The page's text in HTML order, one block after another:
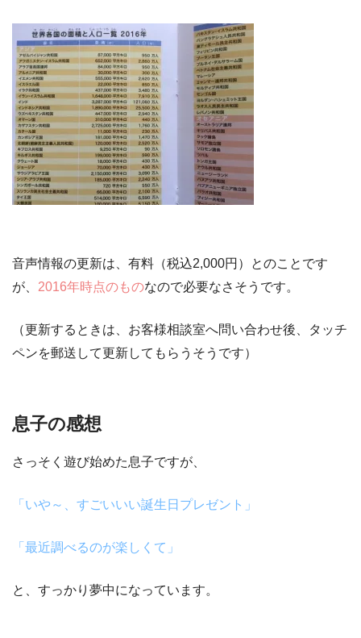
音声情報の更新は、有料（税込2,000円）
とのことです
が、 2016年時点のものなので必要なさそうです。
（更新するときは、お客様相談室へ問い合わせ後、タッチ
ペンを郵送して更新してもらうそうです）
息子の感想
さっそく遊び始めた息子ですが、
「いや～、すごいいい誕生日プレゼント」
「最近調べるのが楽しくて」
と、すっかり夢中になっています。